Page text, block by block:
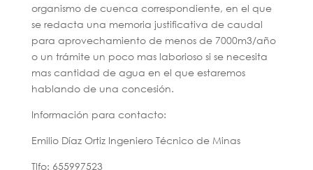
organismo de cuenca correspondiente, en el que
se redacta una memoria justificativa de caudal
para aprovechamiento de menos de 7000m3/año
o un trámite un poco mas laborioso si se necesita
mas cantidad de agua en el que estaremos
hablando de una concesión.
Información para contacto:
Emilio Díaz Ortiz Ingeniero Técnico de Minas
Tlfo: 655997523